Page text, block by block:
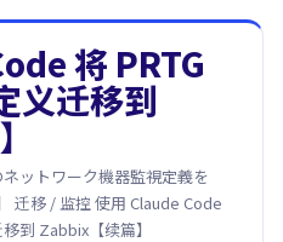
将 PRTG
义迁移到
ットワーク機器監視定義を
迁移 / 监控 使用 Claude Code
到 Zabbix【续篇】